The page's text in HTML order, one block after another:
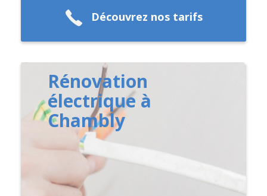
Découvrez nos tarifs
Rénovation
électrique à
Chambly